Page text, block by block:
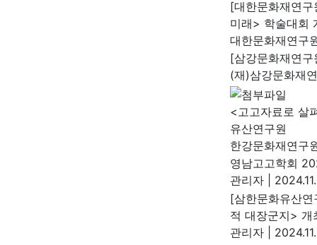
[대한문화재연
미래> 학술대회
대한문화재연구
[삼강문화재연
(재)삼강문화재
<고고자료로 살
유산연구원
한강문화재연구
영남고고학회
관리자
[삼한문화유산
적 대장군지> 개
관리자